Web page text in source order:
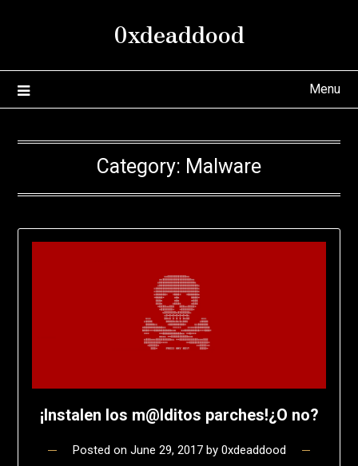
0xdeaddood
Menu
Category: Malware
¡Instalen los m@lditos parches!¿O no?
Posted on June 29, 2017by 0xdeaddood